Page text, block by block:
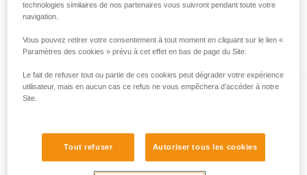
MICRO TRAXION
rendement
haut rendement
technologies similaires de nos partenaires vous suivront pendant toute votre
navigation.
Vous pouvez retirer votre consentement à tout moment en cliquant sur le lien «
Paramètres des cookies » prévu à cet effet en bas de page du Site.
Le fait de refuser tout ou partie de ces cookies peut dégrader votre expérience
utilisateur, mais en aucun cas ce refus ne vous empêchera d’accéder à notre
Site.
Tout refuser Autoriser tous les cookies